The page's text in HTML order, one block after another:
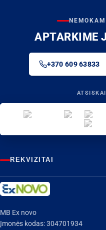
APTARKIME
+370 609 63833
REKVIZITAI
MB Ex novo
Įmonės kodas: 304701934